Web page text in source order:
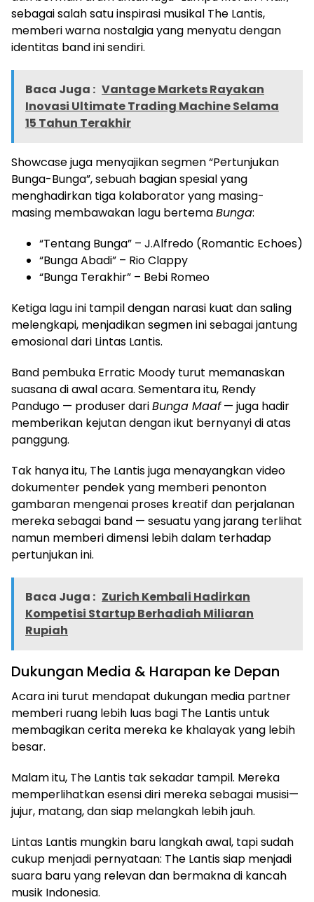
sebagai salah satu inspirasi musikal The Lantis,
memberi warna nostalgia yang menyatu dengan
identitas band ini sendiri.
Baca Juga : Vantage Markets Rayakan
Inovasi Ultimate Trading Machine Selama
15 Tahun Terakhir
Showcase juga menyajikan segmen “Pertunjukan
Bunga-Bunga”, sebuah bagian spesial yang
menghadirkan tiga kolaborator yang masing-
masing membawakan lagu bertemaBunga:
“Tentang Bunga” – J.Alfredo (Romantic Echoes)
“Bunga Abadi” – Rio Clappy
“Bunga Terakhir” – Bebi Romeo
Ketiga lagu ini tampil dengan narasi kuat dan saling
melengkapi, menjadikan segmen ini sebagai jantung
emosional dari Lintas Lantis.
Band pembuka Erratic Moody turut memanaskan
suasana di awal acara. Sementara itu, Rendy
Pandugo — produser dariBunga Maaf— juga hadir
memberikan kejutan dengan ikut bernyanyi di atas
panggung.
Tak hanya itu, The Lantis juga menayangkan video
dokumenter pendek yang memberi penonton
gambaran mengenai proses kreatif dan perjalanan
mereka sebagai band — sesuatu yang jarang terlihat
namun memberi dimensi lebih dalam terhadap
pertunjukan ini.
Baca Juga : Zurich Kembali Hadirkan
Kompetisi Startup Berhadiah Miliaran
Rupiah
Dukungan Media & Harapan ke Depan
Acara ini turut mendapat dukungan media partner
memberi ruang lebih luas bagi The Lantis untuk
membagikan cerita mereka ke khalayak yang lebih
besar.
Malam itu, The Lantis tak sekadar tampil. Mereka
memperlihatkan esensi diri mereka sebagai musisi—
jujur, matang, dan siap melangkah lebih jauh.
Lintas Lantis mungkin baru langkah awal, tapi sudah
cukup menjadi pernyataan: The Lantis siap menjadi
suara baru yang relevan dan bermakna di kancah
musik Indonesia.